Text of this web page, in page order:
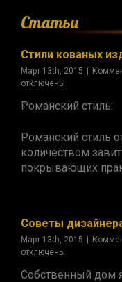
Статьи
Стили кованых
Март 13th, 2015 |
отключены
Романский стиль:
Романский стиль
количеством
покрывающих
Советы
Март 13th, 2015 |
отключены
Собственный дом